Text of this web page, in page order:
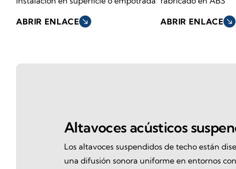
ABRIR ENLACE south_east ABRIR ENLACE south_east
Altavoces acústicos
Los altavoces suspendidos de techo están
una difusión sonora uniforme en entornos